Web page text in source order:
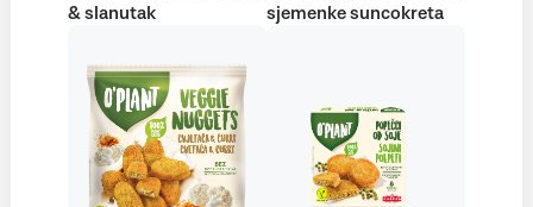
& slanutak
sjemenke suncokreta